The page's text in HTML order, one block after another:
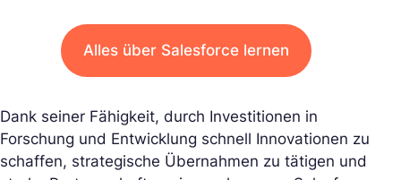
Alles über Salesforce lernen
Dank seiner Fähigkeit, durch Investitionen in
Forschung und Entwicklung schnell Innovationen zu
schaffen, strategische Übernahmen zu tätigen und